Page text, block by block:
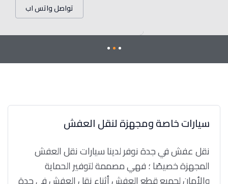
تواصل واتس اب
سيارات خاصة ومجهزة لنقل العفش
نقل عفش في جدة نوفر لدينا سيارات نقل العفش
المجهزة خصيصًا ؛ فهي مصممة لتوفير الحماية